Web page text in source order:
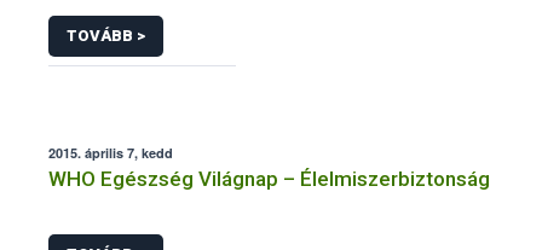
TOVÁBB >
2015. április 7, kedd
WHO Egészség Világnap – Élelmiszerbiztonság